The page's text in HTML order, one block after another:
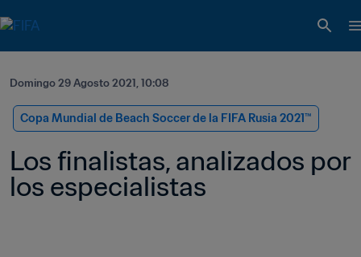
Domingo 29 Agosto 2021, 10:08
Copa Mundial de Beach Soccer de la FIFA Rusia 2021™
Los finalistas, analizados por
los especialistas